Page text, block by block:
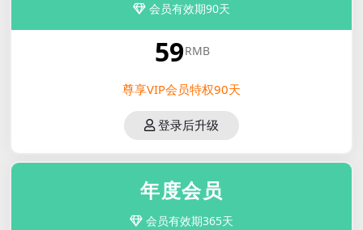
会员有效期90天
59RMB
尊享VIP会员特权90天
登录后升级
年度会员
会员有效期365天